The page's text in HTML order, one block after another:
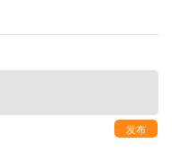
发布